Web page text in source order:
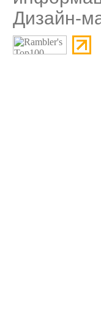
Дизайн-